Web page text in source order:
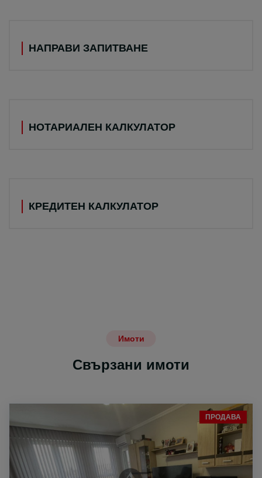
КРЕДИТЕН КАЛКУЛАТОР
НОТАРИАЛЕН КАЛКУЛАТОР
НАПРАВИ ЗАПИТВАНЕ
Имоти
Свързани имоти
ПРОДАВА